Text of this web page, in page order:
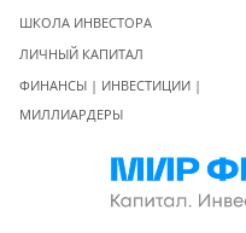
ШКОЛА ИНВЕСТОРА
ЛИЧНЫЙ КАПИТАЛ
ФИНАНСЫ | ИНВЕСТИЦИИ |
МИЛЛИАРДЕРЫ